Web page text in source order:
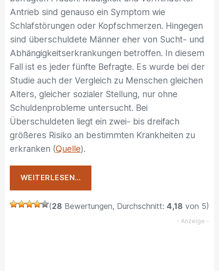
Antrieb sind genauso ein Symptom wie
Schlafstörungen oder Kopfschmerzen. Hingegen
sind überschuldete Männer eher von Sucht- und
Abhängigkeitserkrankungen betroffen. In diesem
Fall ist es jeder fünfte Befragte. Es wurde bei der
Studie auch der Vergleich zu Menschen gleichen
Alters, gleicher sozialer Stellung, nur ohne
Schuldenprobleme untersucht. Bei
Überschuldeten liegt ein zwei- bis dreifach
größeres Risiko an bestimmten Krankheiten zu
erkranken (Quelle).
WEITERLESEN…
–
(28 Bewertungen, Durchschnitt: 4,18 von 5)